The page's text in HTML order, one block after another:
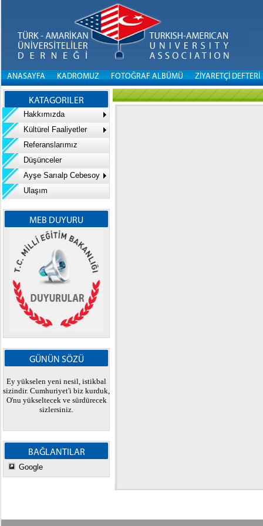
ANASAYFA KADROMUZ FOTOĞRAF ALBÜMÜ ZİYARETÇİ DEFTERİ
KATAGORILER
Hakkımızda
Kültürel Faaliyetler
Referanslarımız
Düşünceler
Ayşe Sarıalp Cebesoy
Ulaşım
MEB DUYURU
GÜNÜN SÖZÜ
Ey yükselen yeni nesil, istikbal
sizindir. Cumhuriyet'i biz kurduk,
O'nu yükseltecek ve sürdürecek
sizlersiniz.
BAĞLANTILAR
Google